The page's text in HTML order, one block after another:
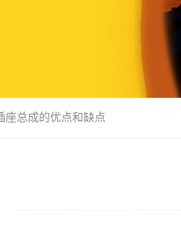
座总成的优点和缺点